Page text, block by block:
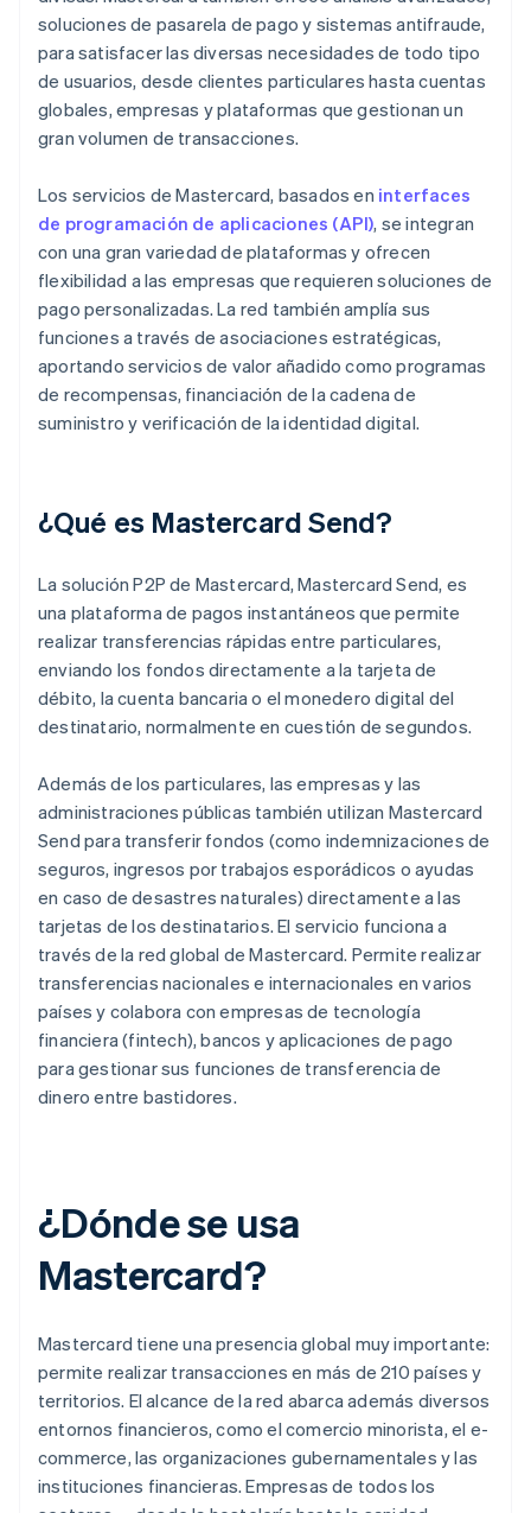
soluciones de pasarela de pago y sistemas antifraude,
para satisfacer las diversas necesidades de todo tipo
de usuarios, desde clientes particulares hasta cuentas
globales, empresas y plataformas que gestionan un
gran volumen de transacciones.
Los servicios de Mastercard, basados en interfaces
de programación de aplicaciones (API), se integran
con una gran variedad de plataformas y ofrecen
flexibilidad a las empresas que requieren soluciones de
pago personalizadas. La red también amplía sus
funciones a través de asociaciones estratégicas,
aportando servicios de valor añadido como programas
de recompensas, financiación de la cadena de
suministro y verificación de la identidad digital.
¿Qué es Mastercard Send?
La solución P2P de Mastercard, Mastercard Send, es
una plataforma de pagos instantáneos que permite
realizar transferencias rápidas entre particulares,
enviando los fondos directamente a la tarjeta de
débito, la cuenta bancaria o el monedero digital del
destinatario, normalmente en cuestión de segundos.
Además de los particulares, las empresas y las
administraciones públicas también utilizan Mastercard
Send para transferir fondos (como indemnizaciones de
seguros, ingresos por trabajos esporádicos o ayudas
en caso de desastres naturales) directamente a las
tarjetas de los destinatarios. El servicio funciona a
través de la red global de Mastercard. Permite realizar
transferencias nacionales e internacionales en varios
países y colabora con empresas de tecnología
financiera (fintech), bancos y aplicaciones de pago
para gestionar sus funciones de transferencia de
dinero entre bastidores.
¿Dónde se usa
Mastercard?
Mastercard tiene una presencia global muy importante:
permite realizar transacciones en más de 210 países y
territorios. El alcance de la red abarca además diversos
entornos financieros, como el comercio minorista, el e-
commerce, las organizaciones gubernamentales y las
instituciones financieras. Empresas de todos los